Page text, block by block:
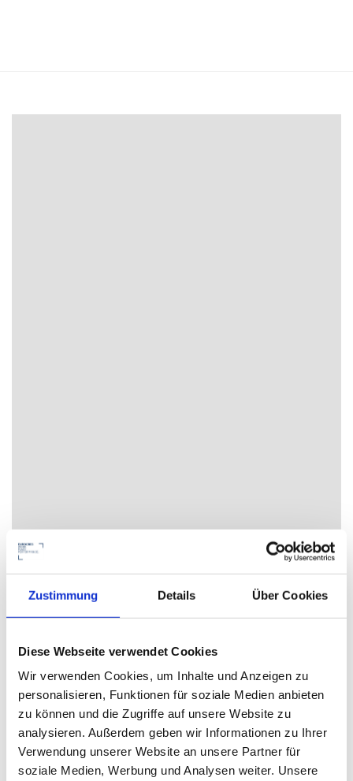
Zustimmung Details Über Cookies
Diese Webseite verwendet Cookies
Wir verwenden Cookies, um Inhalte und Anzeigen zu
personalisieren, Funktionen für soziale Medien anbieten
zu können und die Zugriffe auf unsere Website zu
analysieren. Außerdem geben wir Informationen zu Ihrer
Verwendung unserer Website an unsere Partner für
soziale Medien, Werbung und Analysen weiter. Unsere
0
By Sven Wingerter
In Design,Knowledge-portal,WorkPlace Flash Posted 04.
August 2013
WorkPlace Flash: